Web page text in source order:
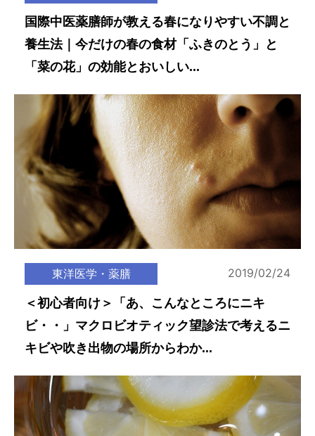
国際中医薬膳師が教える春になりやすい不調と
養生法｜今だけの春の食材「ふきのとう」と
「菜の花」の効能とおいしい...
東洋医学・薬膳 2019/02/24
＜初心者向け＞「あ、こんなところにニキ
ビ・・」マクロビオティック望診法で考えるニ
キビや吹き出物の場所からわか...